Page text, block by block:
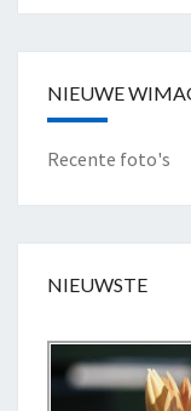
NIEUWE
Recente foto's
NIEUWSTE